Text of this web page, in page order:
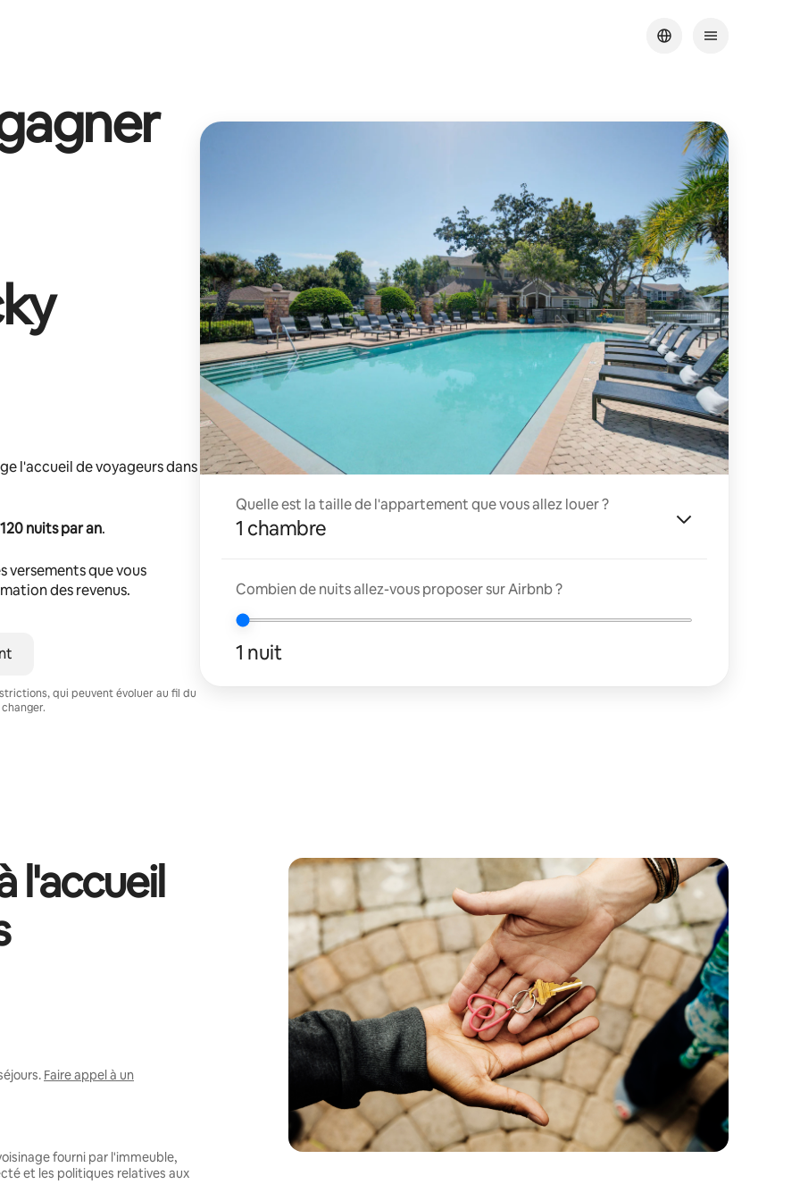
l'accueil de voyageurs dans
120 nuits par an.
versements que vous
des revenus.
qui peuvent évoluer au fil du
Quelle est la taille de l'appartement que vous allez louer ?
1 chambre
Combien de nuits allez-vous proposer sur Airbnb ?
1 nuit
l'accueil
Faire appel à un
fourni par l'immeuble,
et les politiques relatives aux